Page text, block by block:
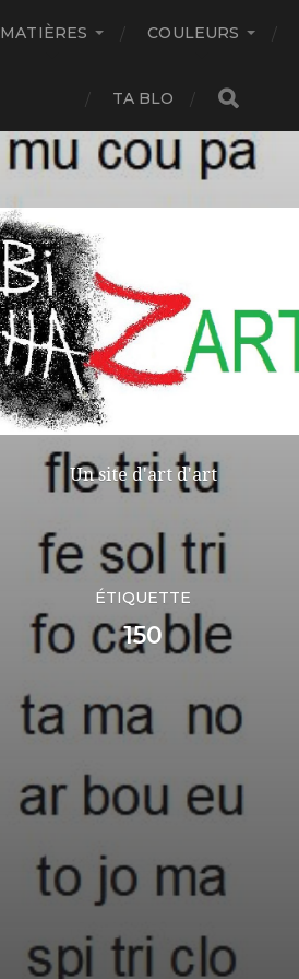
MATIÈRES COULEURS
TA BLO
Un site d'art d'art
ÉTIQUETTE
150